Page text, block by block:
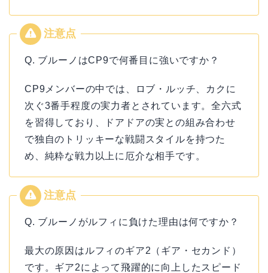
Q. ブルーノはCP9で何番目に強いですか？
CP9メンバーの中では、ロブ・ルッチ、カクに
次ぐ3番手程度の実力者とされています。全六式
を習得しており、ドアドアの実との組み合わせ
で独自のトリッキーな戦闘スタイルを持つた
め、純粋な戦力以上に厄介な相手です。
Q. ブルーノがルフィに負けた理由は何ですか？
最大の原因はルフィのギア2（ギア・セカンド）
です。ギア2によって飛躍的に向上したスピード